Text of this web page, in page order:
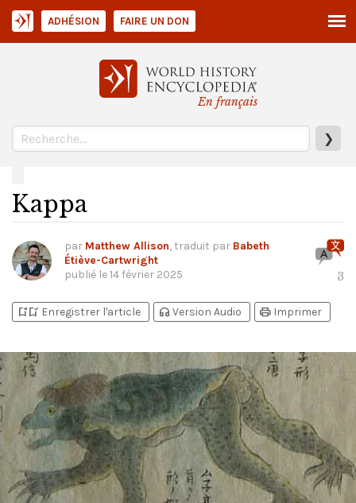
En français
❯
ADHÉSION FAIRE UN DON
Kappa
par Matthew Allison, traduit par Babeth
Étiève-Cartwright
publié le14 février 2025 3
bookmark_addbookmark_added Enregistrer l'article headphones Version Audio print Imprimer